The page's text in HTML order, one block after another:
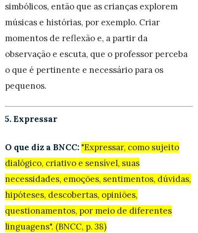
simbólicos, então que as crianças explorem
músicas e histórias, por exemplo. Criar
momentos de reflexão e, a partir da
observação e escuta, que o professor perceba
o que é pertinente e necessário para os
pequenos.
5. Expressar
O que diz a BNCC: "Expressar, como sujeito
dialógico, criativo e sensível, suas
necessidades, emoções, sentimentos, dúvidas,
hipóteses, descobertas, opiniões,
questionamentos, por meio de diferentes
linguagens". (BNCC, p. 38)